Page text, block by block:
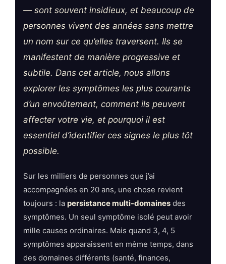
— sont souvent insidieux, et beaucoup de
personnes vivent des années sans mettre
un nom sur ce qu’elles traversent. Ils se
manifestent de manière progressive et
subtile. Dans cet article, nous allons
explorer les symptômes les plus courants
d’un envoûtement, comment ils peuvent
affecter votre vie, et pourquoi il est
essentiel d’identifier ces signes le plus tôt
possible.
Sur les milliers de personnes que j’ai
accompagnées en 20 ans, une chose revient
toujours : la persistance multi-domaines des
symptômes. Un seul symptôme isolé peut avoir
mille causes ordinaires. Mais quand 3, 4, 5
symptômes apparaissent en même temps, dans
des domaines différents (santé, finances,